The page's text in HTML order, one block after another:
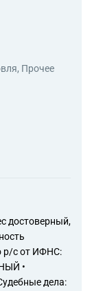
Прочее
достоверный,
р/с от ИФНС:
•
дела: